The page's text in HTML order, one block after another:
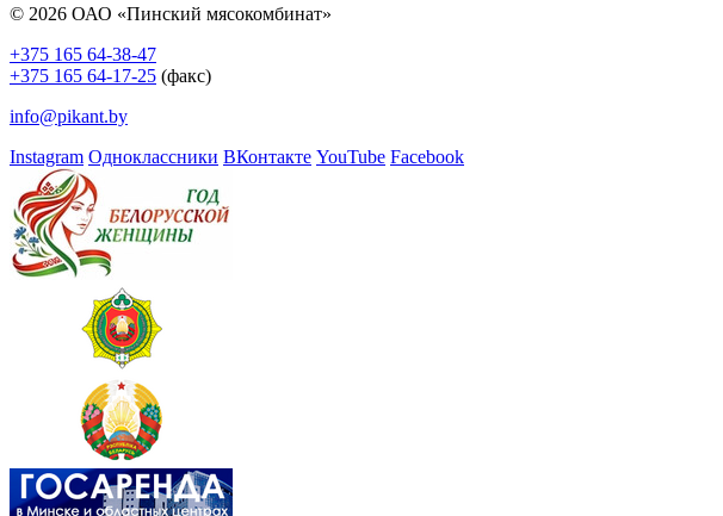
© 2026 ОАО «Пинский мясокомбинат»
+375 165 64-38-47
+375 165 64-17-25 (факс)
info@pikant.by
Instagram Одноклассники ВКонтакте YouTube Facebook